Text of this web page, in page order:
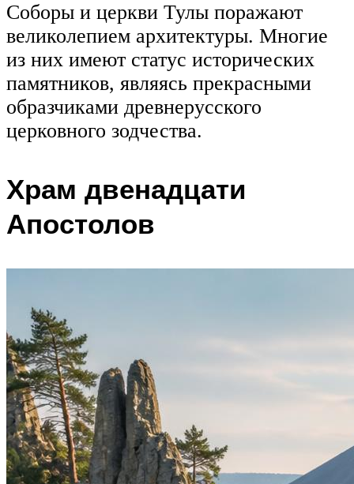
Соборы и церкви Тулы поражают
великолепием архитектуры. Многие
из них имеют статус исторических
памятников, являясь прекрасными
образчиками древнерусского
церковного зодчества.
Храм двенадцати
Апостолов